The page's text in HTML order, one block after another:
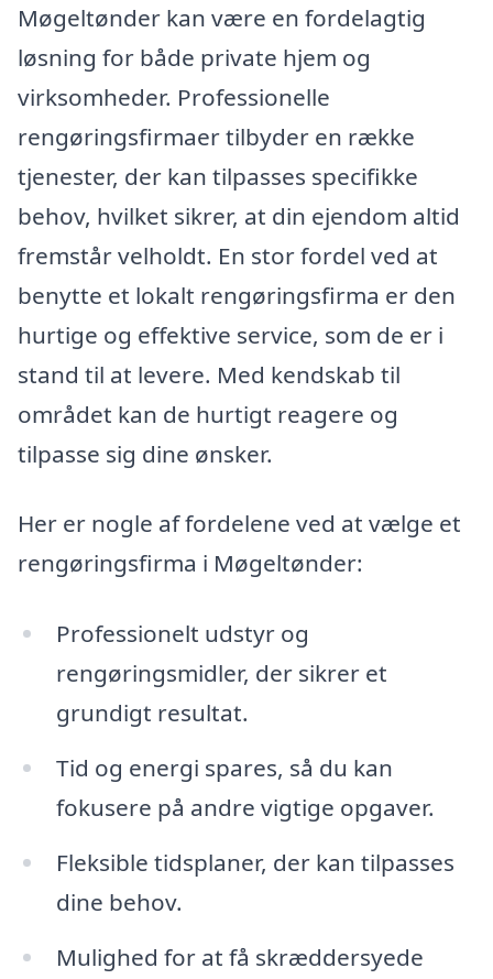
Møgeltønder kan være en fordelagtig
løsning for både private hjem og
virksomheder. Professionelle
rengøringsfirmaer tilbyder en række
tjenester, der kan tilpasses specifikke
behov, hvilket sikrer, at din ejendom altid
fremstår velholdt. En stor fordel ved at
benytte et lokalt rengøringsfirma er den
hurtige og effektive service, som de er i
stand til at levere. Med kendskab til
området kan de hurtigt reagere og
tilpasse sig dine ønsker.
Her er nogle af fordelene ved at vælge et
rengøringsfirma i Møgeltønder:
Professionelt udstyr og
rengøringsmidler, der sikrer et
grundigt resultat.
Tid og energi spares, så du kan
fokusere på andre vigtige opgaver.
Fleksible tidsplaner, der kan tilpasses
dine behov.
Mulighed for at få skræddersyede